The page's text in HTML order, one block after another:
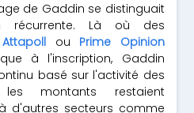
de Gaddin se distinguait
récurrente. Là où des
Attapoll ou Prime Opinion
à l'inscription, Gaddin
basé sur l'activité des
les montants restaient
d'autres secteurs comme